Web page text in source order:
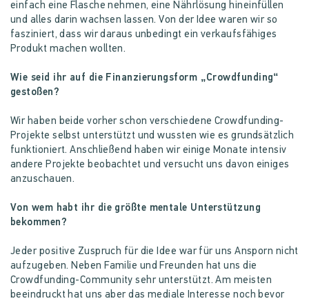
einfach eine Flasche nehmen, eine Nährlösung hineinfüllen
und alles darin wachsen lassen. Von der Idee waren wir so
fasziniert, dass wir daraus unbedingt ein verkaufsfähiges
Produkt machen wollten.
Wie seid ihr auf die Finanzierungsform „Crowdfunding“
gestoßen?
Wir haben beide vorher schon verschiedene Crowdfunding-
Projekte selbst unterstützt und wussten wie es grundsätzlich
funktioniert. Anschließend haben wir einige Monate intensiv
andere Projekte beobachtet und versucht uns davon einiges
anzuschauen.
Von wem habt ihr die größte mentale Unterstützung
bekommen?
Jeder positive Zuspruch für die Idee war für uns Ansporn nicht
aufzugeben. Neben Familie und Freunden hat uns die
Crowdfunding-Community sehr unterstützt. Am meisten
beeindruckt hat uns aber das mediale Interesse noch bevor